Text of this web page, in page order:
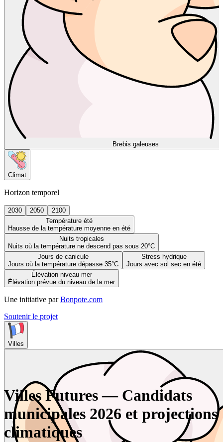
Brebis galeuses
Climat
Horizon temporel
2030 2050
2100
Température été
Hausse de la température moyenne en été
Nuits tropicales
Nuits où la température ne descend pas sous 20°C
Jours de canicule
Jours où la température dépasse 35°C
Stress hydrique
Jours avec sol sec en été
Élévation niveau mer
Élévation prévue du niveau de la mer
Une initiative par Bonpote.com
Soutenir le projet
Villes
Villes Futures — Candidats
municipales 2026 et projections
climatiques